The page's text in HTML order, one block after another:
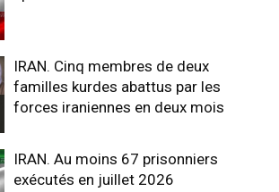
IRAN. Cinq membres de deux
familles kurdes abattus par les
forces iraniennes en deux mois
IRAN. Au moins 67 prisonniers
exécutés en juillet 2026